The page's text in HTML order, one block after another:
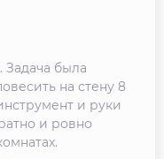
была
на стену 8
и руки
и ровно